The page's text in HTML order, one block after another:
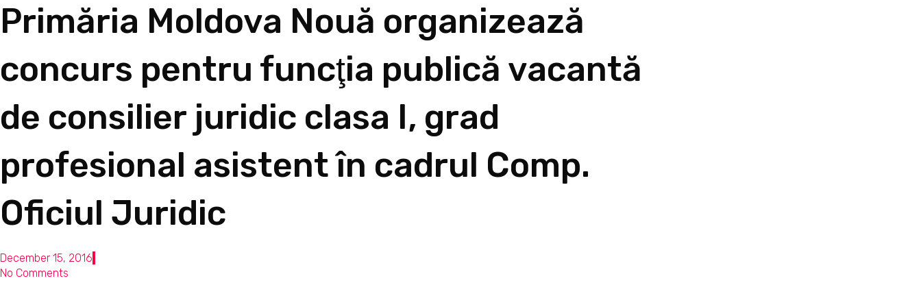
Primăria Moldova Nouă organizează
concurs pentru funcţia publică vacantă
de consilier juridic clasa I, grad
profesional asistent în cadrul Comp.
Oficiul Juridic
December 15, 2016
No Comments